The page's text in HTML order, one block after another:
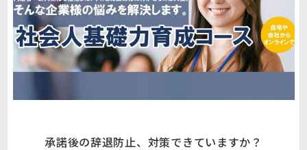
承諾後の辞退防止、対策できていますか？